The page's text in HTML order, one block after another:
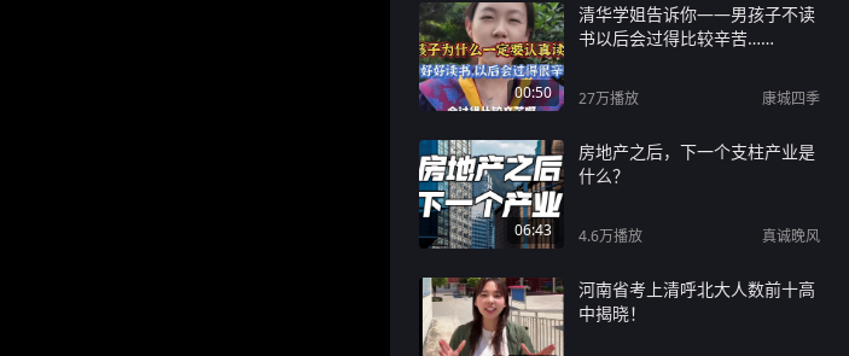
00:50
清华学姐告诉你——男孩子不读
书以后会过得比较辛苦……
27万播放 康城四季
06:43
房地产之后，下一个支柱产业是
什么？
4.6万播放 真诚晚风
河南省考上清呼北大人数前十高
中揭晓！